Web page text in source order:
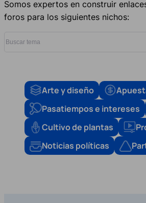
Somos expertos en construir
foros para los siguientes nichos:
Arte y diseño
Pasatiempos e intereses
Cultivo de plantas
Noticias políticas